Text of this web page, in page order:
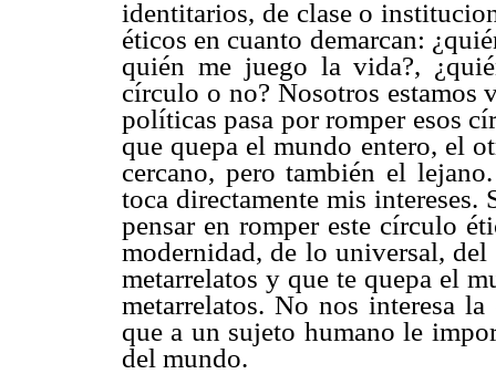
identitarios, de clase o
éticos en cuanto demarcan:
quién me juego la vida?,
círculo o no? Nosotros estamos
políticas pasa por romper esos
que quepa el mundo entero, el
cercano, pero también el
toca directamente mis intereses.
pensar en romper este círculo
modernidad, de lo universal,
metarrelatos y que te quepa el
metarrelatos. No nos interesa
que a un sujeto humano le
del mundo.